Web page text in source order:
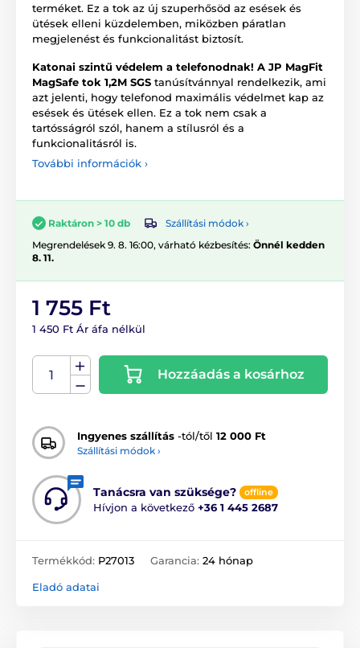
terméket. Ez a tok az új szuperhősöd az esések és
ütések elleni küzdelemben, miközben páratlan
megjelenést és funkcionalitást biztosít.
Katonai szintű védelem a telefonodnak! A JP MagFit
MagSafe tok 1,2M SGS tanúsítvánnyal rendelkezik, ami
azt jelenti, hogy telefonod maximális védelmet kap az
esések és ütések ellen. Ez a tok nem csak a
tartósságról szól, hanem a stílusról és a
funkcionalitásról is.
További információk ›
Raktáron > 10 db
Szállítási módok ›
Megrendelések 9. 8. 16:00, várható kézbesítés: Önnél kedden
8. 11.
1 755 Ft
1 450 Ft Ár áfa nélkül
Hozzáadás a kosárhoz
Ingyenes szállítás -tól/től 12 000 Ft
Szállítási módok ›
Tanácsra van szüksége? offline
Hívjon a következő +36 1 445 2687
Termékkód: P27013 Garancia: 24 hónap
Eladó adatai